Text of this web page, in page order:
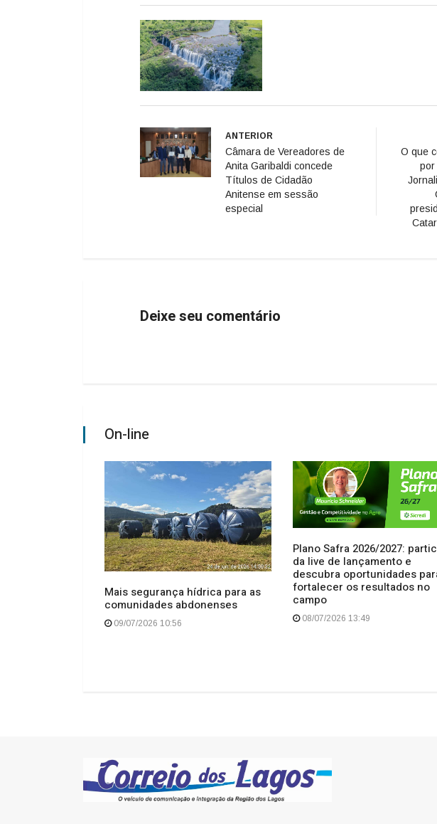
ANTERIOR
Câmara de Vereadores de
Anita Garibaldi concede
Títulos de Cidadão
Anitense em sessão
especial
O que
por
Deixe seu comentário
On-line
Mais segurança hídrica para as
comunidades abdonenses
09/07/2026 10:56
Plano Safra 2026/2027:
da live de lançamento e
descubra oportunidades
fortalecer os resultados no
campo
08/07/2026 13:49